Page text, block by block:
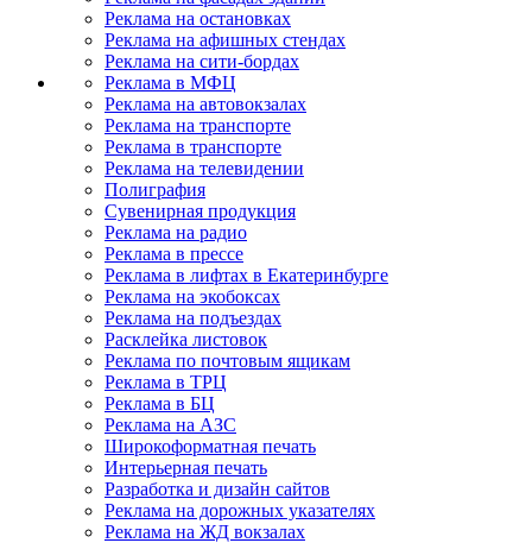
Реклама на остановках
Реклама на афишных стендах
Реклама на сити-бордах
Реклама в МФЦ
Реклама на автовокзалах
Реклама на транспорте
Реклама в транспорте
Реклама на телевидении
Полиграфия
Сувенирная продукция
Реклама на радио
Реклама в прессе
Реклама в лифтах в Екатеринбурге
Реклама на экобоксах
Реклама на подъездах
Расклейка листовок
Реклама по почтовым ящикам
Реклама в ТРЦ
Реклама в БЦ
Реклама на АЗС
Широкоформатная печать
Интерьерная печать
Разработка и дизайн сайтов
Реклама на дорожных указателях
Реклама на ЖД вокзалах